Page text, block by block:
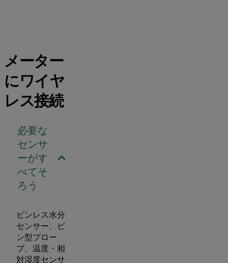
メーター
にワイヤ
レス接続
必要な
センサ
ーがす
べてそ
ろう
ピンレス水分
センサー、ピ
ン型プロー
ブ、温度・相
対湿度センサ